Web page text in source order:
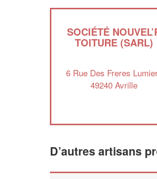
SOCIÉTÉ
TOITURE (SARL)
6 Rue Des Freres
49240 Avrille
D’autres artisans